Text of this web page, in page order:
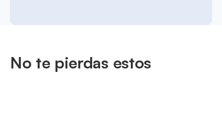
No te pierdas estos